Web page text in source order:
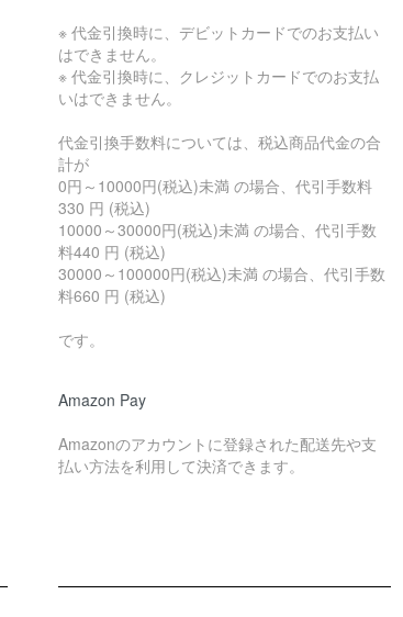
※ 代金引換時に、デビットカードでのお支払い
はできません。
※ 代金引換時に、クレジットカードでのお支払
いはできません。
代金引換手数料については、税込商品代金の合
計が
0円～10000円(税込)未満 の場合、代引手数料
330 円 (税込)
10000～30000円(税込)未満 の場合、代引手数
料440 円 (税込)
30000～100000円(税込)未満 の場合、代引手数
料660 円 (税込)
です。
Amazon Pay
Amazonのアカウントに登録された配送先や支
払い方法を利用して決済できます。